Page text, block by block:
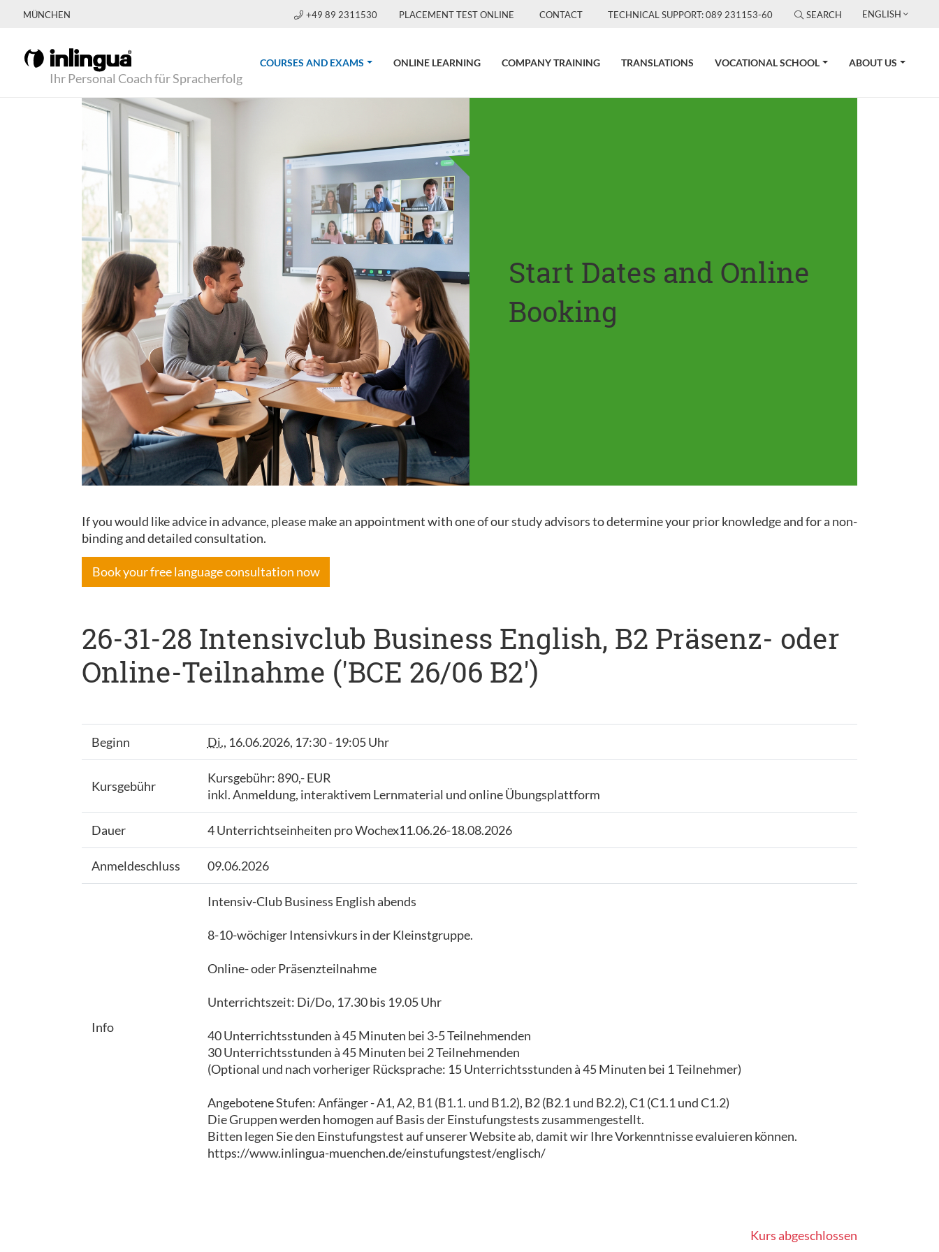
MÜNCHEN +49 89 2311530 PLACEMENT TEST ONLINE CONTACT TECHNICAL SUPPORT: 089 231153-60 SEARCH ENGLISH
Ihr Personal Coach für Spracherfolg
COURSES AND EXAMS (CURRENT)ONLINE LEARNING COMPANY TRAINING TRANSLATIONS VOCATIONAL SCHOOL ABOUT US
Start Dates and Online
Booking
If you would like advice in advance, please make an appointment with one of our study advisors to determine your prior knowledge and for a non-
binding and detailed consultation.
Book your free language consultation now
26-31-28 Intensivclub Business English, B2 Präsenz- oder
Online-Teilnahme ('BCE 26/06 B2')
Beginn Di., 16.06.2026, 17:30 - 19:05 Uhr
Kursgebühr
Kursgebühr: 890,- EUR
inkl. Anmeldung, interaktivem Lernmaterial und online Übungsplattform
Dauer 4 Unterrichtseinheiten pro Wochex11.06.26-18.08.2026
Anmeldeschluss 09.06.2026
Info
Intensiv-Club Business English abends
8-10-wöchiger Intensivkurs in der Kleinstgruppe.
Online- oder Präsenzteilnahme
Unterrichtszeit: Di/Do, 17.30 bis 19.05 Uhr
40 Unterrichtsstunden à 45 Minuten bei 3-5 Teilnehmenden
30 Unterrichtsstunden à 45 Minuten bei 2 Teilnehmenden
(Optional und nach vorheriger Rücksprache: 15 Unterrichtsstunden à 45 Minuten bei 1 Teilnehmer)
Angebotene Stufen: Anfänger - A1, A2, B1 (B1.1. und B1.2), B2 (B2.1 und B2.2), C1 (C1.1 und C1.2)
Die Gruppen werden homogen auf Basis der Einstufungstests zusammengestellt.
Bitten legen Sie den Einstufungstest auf unserer Website ab, damit wir Ihre Vorkenntnisse evaluieren können.
https://www.inlingua-muenchen.de/einstufungstest/englisch/
Kurs abgeschlossen